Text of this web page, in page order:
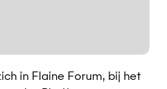
in Flaine Forum, bij het